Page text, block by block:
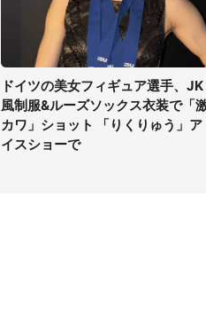
ドイツの美女フィギュア選手、JK
風制服&ルーズソックス衣装で「
カワ」ショット 「りくりゅう」ア
イスショーで